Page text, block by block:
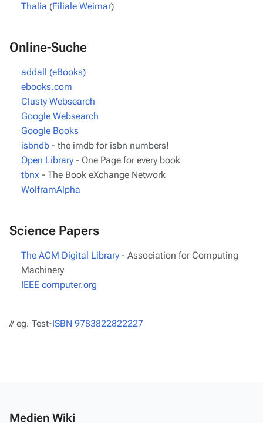
Thalia (Filiale Weimar)
Online-Suche
addall (eBooks)
ebooks.com
Clusty Websearch
Google Websearch
Google Books
isbndb - the imdb for isbn numbers!
Open Library - One Page for every book
tbnx - The Book eXchange Network
WolframAlpha
Science Papers
The ACM Digital Library - Association for Computing
Machinery
IEEE computer.org
// eg. Test-ISBN 9783822822227
Medien Wiki